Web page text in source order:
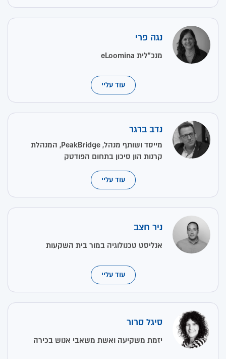
נגה פרי
מנכ"לית eLoomina
עוד עליי
נדב ברגר
מייסד ושותף מנהל, PeakBridge, המנהלת
קרנות הון סיכון בתחום הפודטק
עוד עליי
ניר חצב
אנליסט טכנולוגיה במור בית השקעות
עוד עליי
סיגל סרור
יזמת משקיעה ואשת משאבי אנוש בכירה